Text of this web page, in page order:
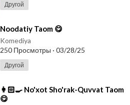
Другой
⁣Noodatiy Taom 😋
Komediya
250 Просмотры · 03/28/25
Другой
⁣👩🏻‍🍳 No'xot Sho'rak-Quvvat Taom
😋